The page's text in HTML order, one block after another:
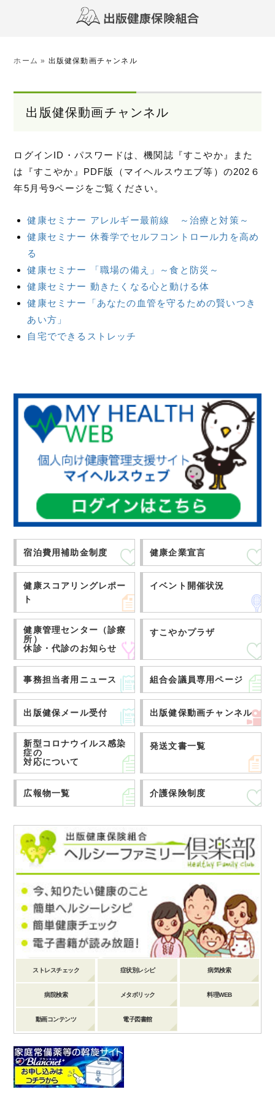
ホーム » 出版健保動画チャンネル
出版健保動画チャンネル
ログインID・パスワードは、機関誌『すこやか』また
は『すこやか』PDF版（マイヘルスウエブ等）の202６
年5月号9ページをご覧ください。
健康セミナー アレルギー最前線 ～治療と対策～
健康セミナー 休養学でセルフコントロール力を高め
る
健康セミナー 「職場の備え」～食と防災～
健康セミナー 動きたくなる心と動ける体
健康セミナー「あなたの血管を守るための賢いつき
あい方」
自宅でできるストレッチ
宿泊費用補助金制度 健康企業宣言
健康スコアリングレポー
ト
イベント開催状況
健康管理センター（診療
所）
休診・代診のお知らせ
すこやかプラザ
事務担当者用ニュース 組合会議員専用ページ
出版健保メール受付 出版健保動画チャンネル
新型コロナウイルス感染
症の
対応について
発送文書一覧
広報物一覧 介護保険制度
ストレスチェック 症状別レシピ 病気検索
病院検索 メタボリック 料理WEB
動画コンテンツ 電子図書館